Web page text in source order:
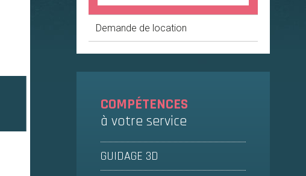
Demande de location
COMPÉTENCES
à votre service
GUIDAGE 3D